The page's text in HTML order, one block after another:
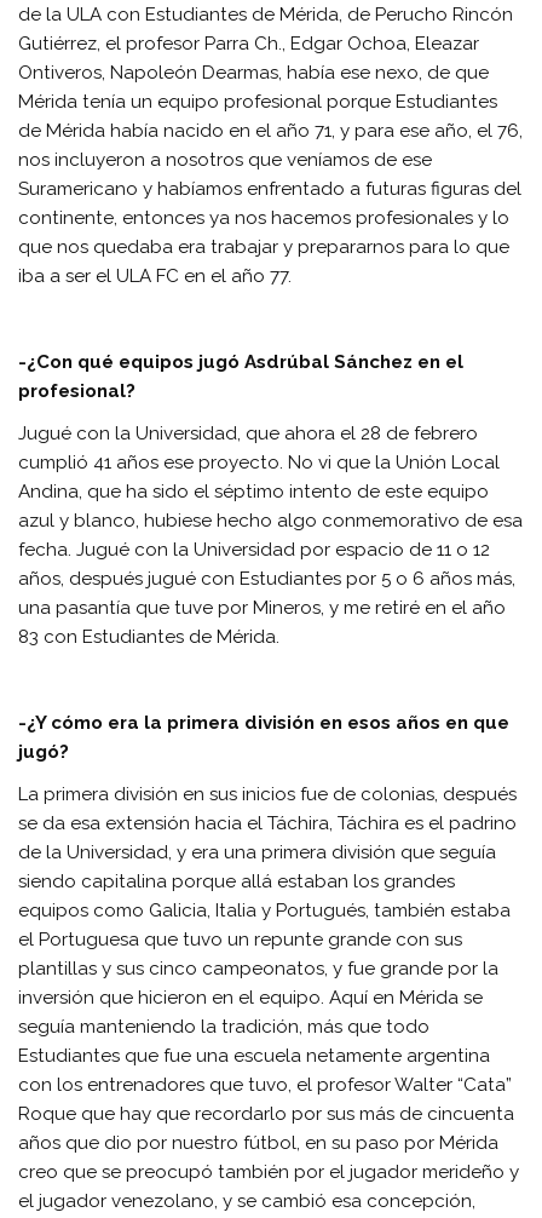
de la ULA con Estudiantes de Mérida, de Perucho Rincón
Gutiérrez, el profesor Parra Ch., Edgar Ochoa, Eleazar
Ontiveros, Napoleón Dearmas, había ese nexo, de que
Mérida tenía un equipo profesional porque Estudiantes
de Mérida había nacido en el año 71, y para ese año, el 76,
nos incluyeron a nosotros que veníamos de ese
Suramericano y habíamos enfrentado a futuras figuras del
continente, entonces ya nos hacemos profesionales y lo
que nos quedaba era trabajar y prepararnos para lo que
iba a ser el ULA FC en el año 77.
-¿Con qué equipos jugó Asdrúbal Sánchez en el
profesional?
Jugué con la Universidad, que ahora el 28 de febrero
cumplió 41 años ese proyecto. No vi que la Unión Local
Andina, que ha sido el séptimo intento de este equipo
azul y blanco, hubiese hecho algo conmemorativo de esa
fecha. Jugué con la Universidad por espacio de 11 o 12
años, después jugué con Estudiantes por 5 o 6 años más,
una pasantía que tuve por Mineros, y me retiré en el año
83 con Estudiantes de Mérida.
-¿Y cómo era la primera división en esos años en que
jugó?
La primera división en sus inicios fue de colonias, después
se da esa extensión hacia el Táchira, Táchira es el padrino
de la Universidad, y era una primera división que seguía
siendo capitalina porque allá estaban los grandes
equipos como Galicia, Italia y Portugués, también estaba
el Portuguesa que tuvo un repunte grande con sus
plantillas y sus cinco campeonatos, y fue grande por la
inversión que hicieron en el equipo. Aquí en Mérida se
seguía manteniendo la tradición, más que todo
Estudiantes que fue una escuela netamente argentina
con los entrenadores que tuvo, el profesor Walter “Cata”
Roque que hay que recordarlo por sus más de cincuenta
años que dio por nuestro fútbol, en su paso por Mérida
creo que se preocupó también por el jugador merideño y
el jugador venezolano, y se cambió esa concepción,